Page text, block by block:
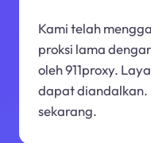
Kami telah
proksi lama
oleh 911proxy.
dapat diandalkan.
sekarang.